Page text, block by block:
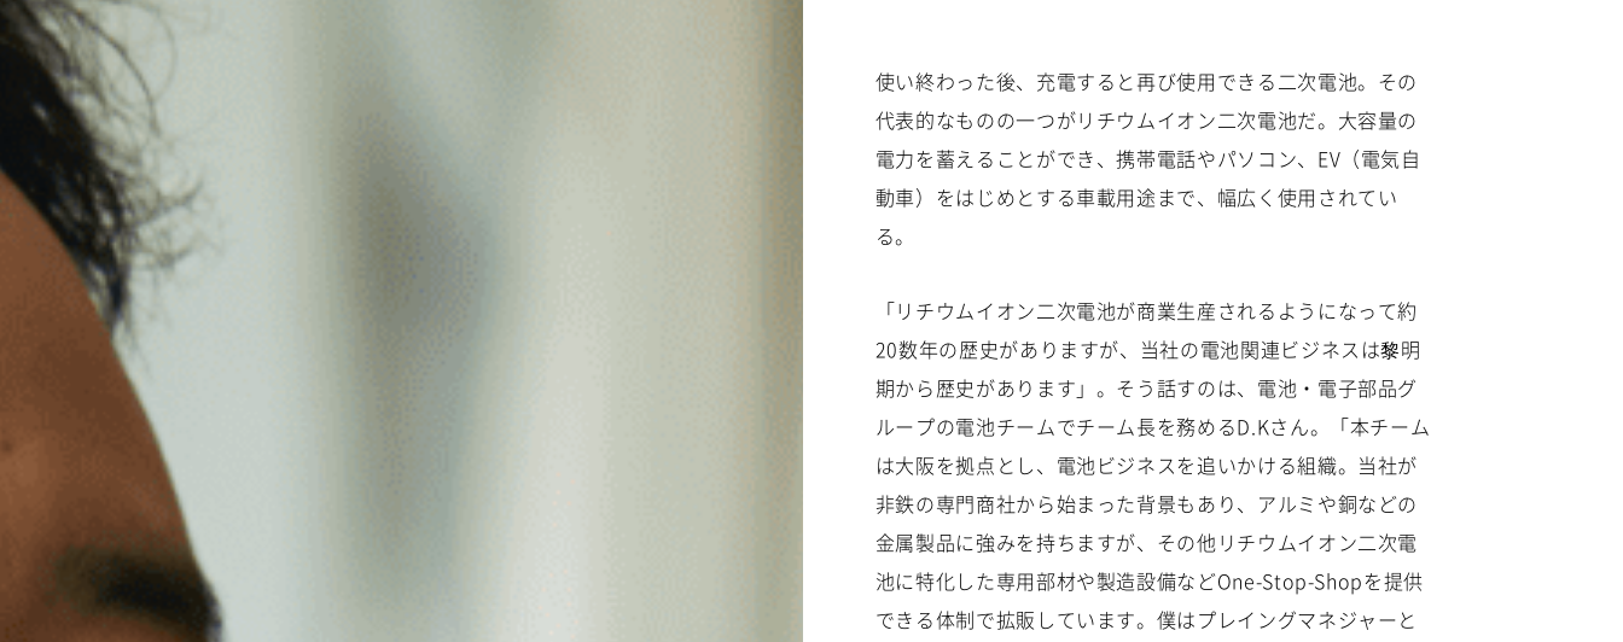
使い終わった後、充電すると再び使用できる二次電池。その
代表的なものの一つがリチウムイオン二次電池だ。大容量の
電力を蓄えることができ、携帯電話やパソコン、EV（電気自
動車）をはじめとする車載用途まで、幅広く使用されてい
る。
「リチウムイオン二次電池が商業生産されるようになって約
20数年の歴史がありますが、当社の電池関連ビジネスは黎明
期から歴史があります」。そう話すのは、電池・電子部品グ
ループの電池チームでチーム長を務めるD.Kさん。「本チーム
は大阪を拠点とし、電池ビジネスを追いかける組織。当社が
非鉄の専門商社から始まった背景もあり、アルミや銅などの
金属製品に強みを持ちますが、その他リチウムイオン二次電
池に特化した専用部材や製造設備などOne-Stop-Shopを提供
できる体制で拡販しています。僕はプレイングマネジャーと